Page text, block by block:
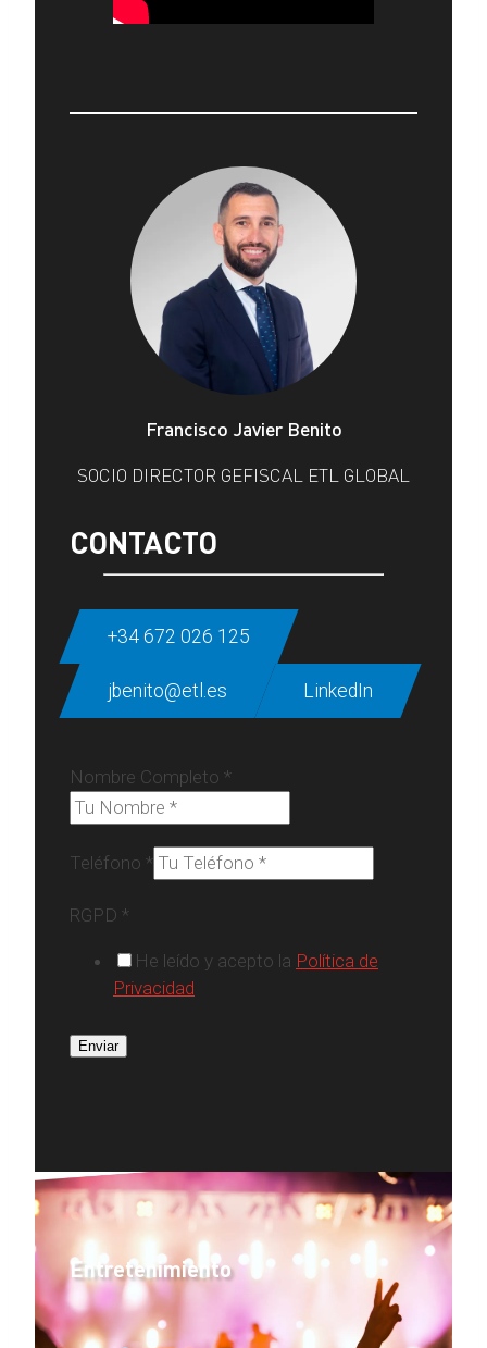
Francisco Javier Benito
SOCIO DIRECTOR GEFISCAL ETL GLOBAL
CONTACTO
+34 672 026 125
jbenito@etl.es LinkedIn
Nombre Completo *
Teléfono *
RGPD *
He leído y acepto la Política de
Privacidad
Enviar
Entretenimiento